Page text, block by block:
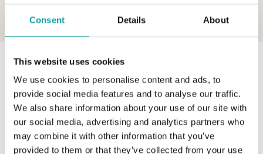
Consent Details About
This website uses cookies
We use cookies to personalise content and ads, to
provide social media features and to analyse our traffic.
We also share information about your use of our site with
our social media, advertising and analytics partners who
may combine it with other information that you’ve
provided to them or that they’ve collected from your use
0 z 0 produktov
V katalógu nie sú žiadne produkty.